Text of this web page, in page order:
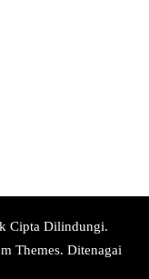
Cipta Dilindungi.
Themes. Ditenagai